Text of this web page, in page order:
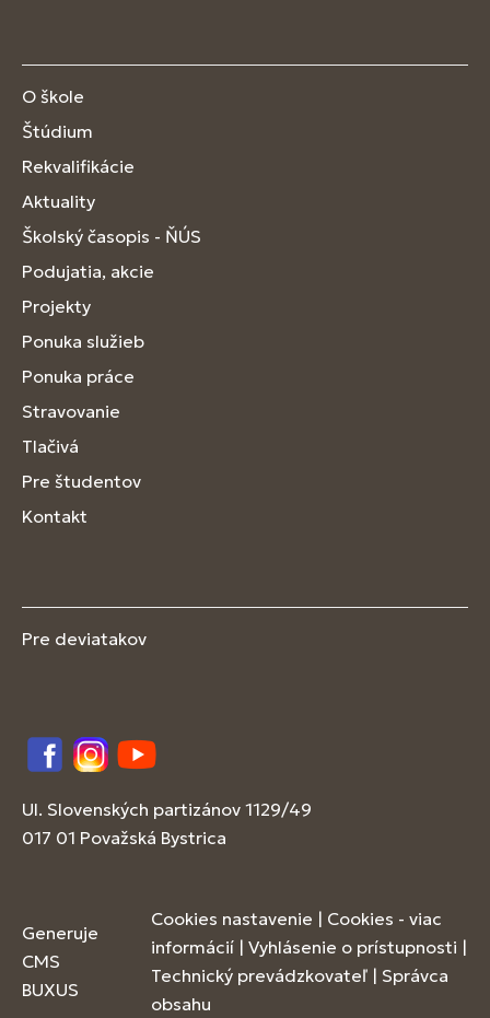
O škole
Štúdium
Rekvalifikácie
Aktuality
Školský časopis - ŇÚS
Podujatia, akcie
Projekty
Ponuka služieb
Ponuka práce
Stravovanie
Tlačivá
Pre študentov
Kontakt
Pre deviatakov
FacebookInstagram
YouTube
Ul. Slovenských partizánov 1129/49
017 01 Považská Bystrica
Generuje
CMS
BUXUS
Cookies nastavenie | Cookies - viac
informácií | Vyhlásenie o prístupnosti |
Technický prevádzkovateľ | Správca
obsahu